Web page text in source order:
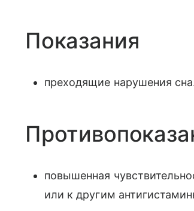
Показания
преходящие нарушения
повышенная
или к другим